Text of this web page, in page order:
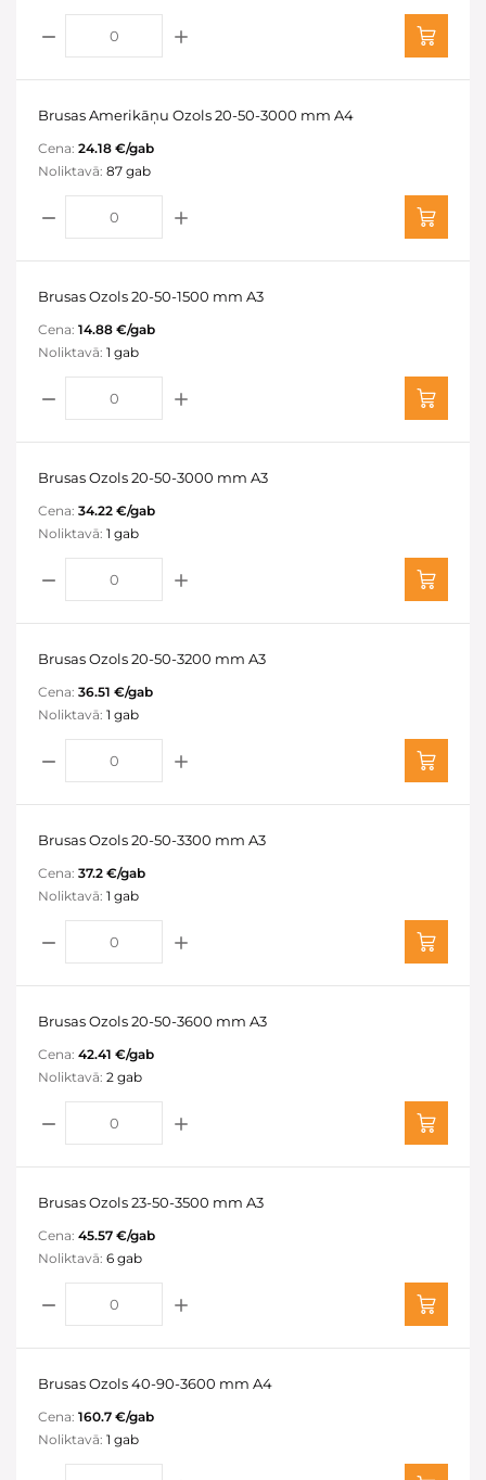
Brusas Amerikāņu Ozols 20-50-3000 mm A4
Cena: 24.18 €/gab
Noliktavā: 87 gab
Brusas Ozols 20-50-1500 mm A3
Cena: 14.88 €/gab
Noliktavā: 1 gab
Brusas Ozols 20-50-3000 mm A3
Cena: 34.22 €/gab
Noliktavā: 1 gab
Brusas Ozols 20-50-3200 mm A3
Cena: 36.51 €/gab
Noliktavā: 1 gab
Brusas Ozols 20-50-3300 mm A3
Cena: 37.2 €/gab
Noliktavā: 1 gab
Brusas Ozols 20-50-3600 mm A3
Cena: 42.41 €/gab
Noliktavā: 2 gab
Brusas Ozols 23-50-3500 mm A3
Cena: 45.57 €/gab
Noliktavā: 6 gab
Brusas Ozols 40-90-3600 mm A4
Cena: 160.7 €/gab
Noliktavā: 1 gab